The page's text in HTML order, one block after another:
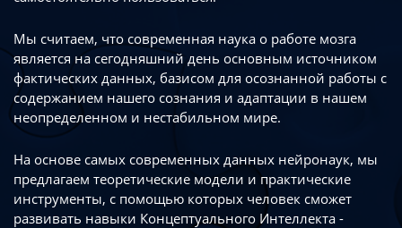
Мы считаем, что современная наука о работе мозга
является на сегодняшний день основным источником
фактических данных, базисом для осознанной работы с
содержанием нашего сознания и адаптации в нашем
неопределенном и нестабильном мире.
На основе самых современных данных нейронаук, мы
предлагаем теоретические модели и практические
инструменты, с помощью которых человек сможет
развивать навыки Концептуального Интеллекта -